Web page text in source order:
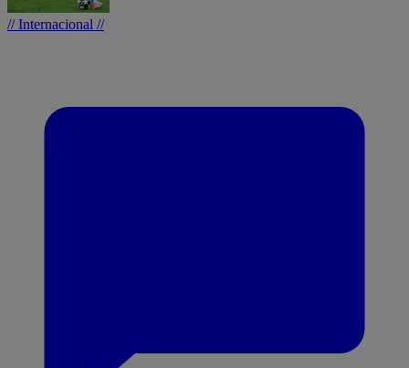
// Internacional //